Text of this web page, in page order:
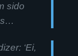
sido
‘Ei,